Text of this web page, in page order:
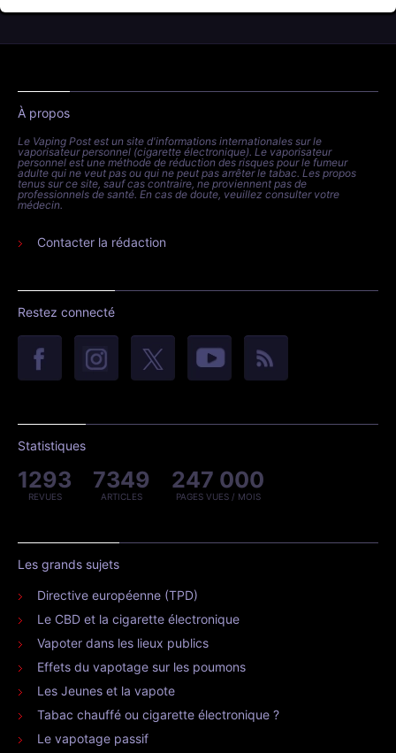
À propos
Le Vaping Post est un site d'informations internationales sur le
vaporisateur personnel (cigarette électronique). Le vaporisateur
personnel est une méthode de réduction des risques pour le fumeur
adulte qui ne veut pas ou qui ne peut pas arrêter le tabac. Les propos
tenus sur ce site, sauf cas contraire, ne proviennent pas de
professionnels de santé. En cas de doute, veuillez consulter votre
médecin.
Contacter la rédaction
Restez connecté
Statistiques
1293
REVUES
7349
ARTICLES
247 000
PAGES VUES / MOIS
Les grands sujets
Directive européenne (TPD)
Le CBD et la cigarette électronique
Vapoter dans les lieux publics
Effets du vapotage sur les poumons
Les Jeunes et la vapote
Tabac chauffé ou cigarette électronique ?
Le vapotage passif